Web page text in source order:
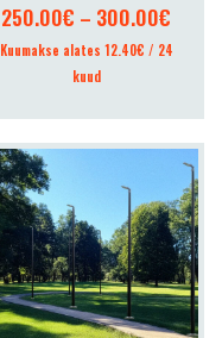
250.00€ – 300.00€
Kuumakse alates 12.40€ / 24
kuud